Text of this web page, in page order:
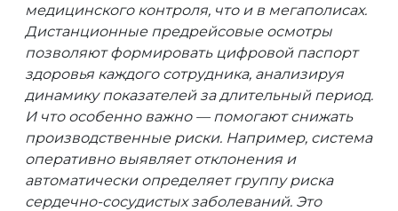
медицинского контроля, что и в мегаполисах.
Дистанционные предрейсовые осмотры
позволяют формировать цифровой паспорт
здоровья каждого сотрудника, анализируя
динамику показателей за длительный период.
И что особенно важно — помогают снижать
производственные риски. Например, система
оперативно выявляет отклонения и
автоматически определяет группу риска
сердечно-сосудистых заболеваний. Это